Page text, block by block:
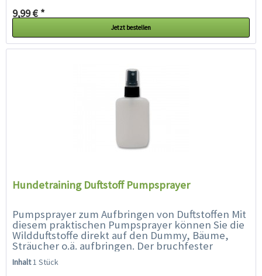
9,99 € *
Jetzt bestellen
Hundetraining Duftstoff Pumpsprayer
Pumpsprayer zum Aufbringen von Duftstoffen Mit
diesem praktischen Pumpsprayer können Sie die
Wildduftstoffe direkt auf den Dummy, Bäume,
Sträucher o.ä. aufbringen. Der bruchfester
Duftstoffbehälter mit...
Inhalt1 Stück